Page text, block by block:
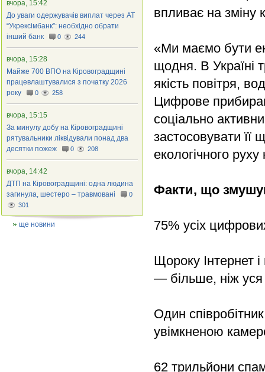
впливає на зміну
«Ми маємо бути
щодня. В Україні
якість повітря,
Цифрове
соціально
застосовувати
екологічного
Факти, що
75% усіх
Щороку Інтернет
— більше, ніж
Один
увімкненою
62 трильйони
вчора, 15:42
До уваги одержувачів виплат через АТ
“Укрексімбанк”: необхідно обрати
інший банк
0 244
вчора, 15:28
Майже 700 ВПО на Кіровоградщині
працевлаштувалися з початку 2026
року
0 258
вчора, 15:15
За минулу добу на Кіровоградщині
рятувальники ліквідували понад два
десятки пожеж
0 208
вчора, 14:42
ДТП на Кіровоградщині: одна людина
загинула, шестеро – травмовані
0
301
ще новини